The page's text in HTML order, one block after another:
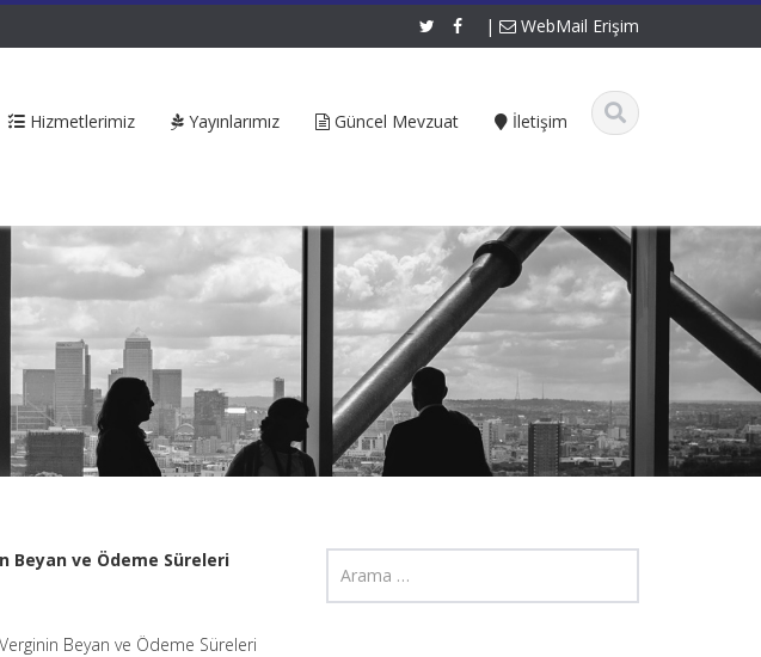
| WebMail Erişim
Hizmetlerimiz Yayınlarımız Güncel Mevzuat İletişim
Beyan ve Ödeme Süreleri
Beyan ve Ödeme Süreleri